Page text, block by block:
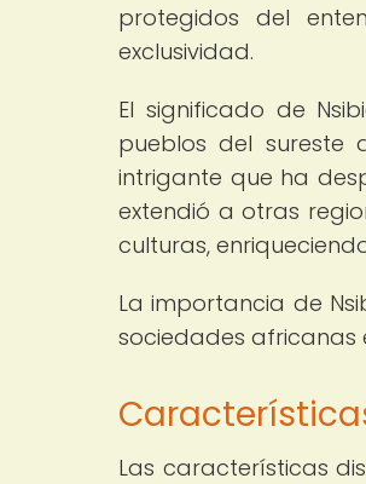
protegidos del
exclusividad.
El significado de
pueblos del sureste
intrigante que ha
extendió a otras
culturas,
La importancia de
sociedades africanas
Las características